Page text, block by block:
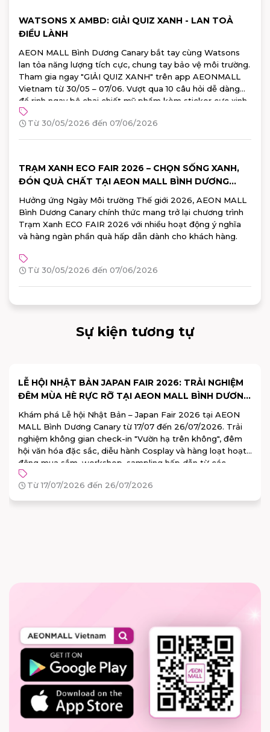
WATSONS X AMBD: GIẢI QUIZ XANH - LAN TOẢ
ĐIỀU LÀNH
AEON MALL Bình Dương Canary bắt tay cùng Watsons
lan tỏa năng lượng tích cực, chung tay bảo vệ môi trường.
Tham gia ngay "GIẢI QUIZ XANH" trên app AEONMALL
Vietnam từ 30/05 – 07/06. Vượt qua 10 câu hỏi dễ dàng
để rinh ngay bộ chai chiết mỹ phẩm kèm sticker cực xinh
từ Watsons!
Từ 30/05/2026 đến 07/06/2026
TRẠM XANH ECO FAIR 2026 – CHỌN SỐNG XANH,
ĐÓN QUÀ CHẤT TẠI AEON MALL BÌNH DƯƠNG
CANARY
Hưởng ứng Ngày Môi trường Thế giới 2026, AEON MALL
Bình Dương Canary chính thức mang trở lại chương trình
Trạm Xanh ECO FAIR 2026 với nhiều hoạt động ý nghĩa
và hàng ngàn phần quà hấp dẫn dành cho khách hàng.
Từ 30/05/2026 đến 07/06/2026
Sự kiện tương tự
END OF SEASON SALE 2026 TẠI AEON MALL BÌNH
DƯƠNG CANARY: GIẢM GIÁ ĐẾN 50%++, ĐỔI QUÀ
100% TRÚNG
Ưu đãi mùa hè đã chính thức trở lại! Từ ngày 26/06 đến
05/07/2026, chương trình End of Season Sale 2026 tại
AEON MALL Bình Dương Canary sẽ mang đến hàng ngàn
ưu đãi hấp dẫn cùng nhiều hoạt động đặc biệt dành cho
khách hàng.
Từ 26/06/2026 đến 05/07/2026